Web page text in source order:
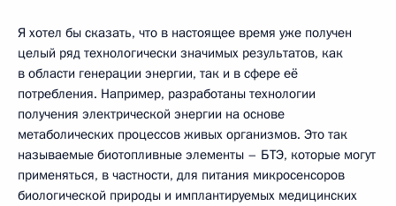
Я хотел бы сказать, что в настоящее время уже получен
целый ряд технологически значимых результатов, как
в области генерации энергии, так и в сфере её
потребления. Например, разработаны технологии
получения электрической энергии на основе
метаболических процессов живых организмов. Это так
называемые биотопливные элементы – БТЭ, которые могут
применяться, в частности, для питания микросенсоров
биологической природы и имплантируемых медицинских